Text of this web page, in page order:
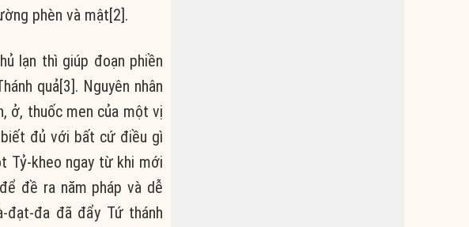
phèn và mật[2].
lạn thì giúp đoạn phiền
quả[3]. Nguyên nhân
ở, thuốc men của một vị
đủ với bất cứ điều gì
Tỷ-kheo ngay từ khi mới
đề ra năm pháp và dễ
đạt-đa đã đẩy Tứ thánh